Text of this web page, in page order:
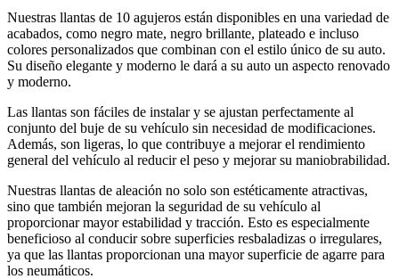
Nuestras llantas de 10 agujeros están disponibles en una variedad de
acabados, como negro mate, negro brillante, plateado e incluso
colores personalizados que combinan con el estilo único de su auto.
Su diseño elegante y moderno le dará a su auto un aspecto renovado
y moderno.
Las llantas son fáciles de instalar y se ajustan perfectamente al
conjunto del buje de su vehículo sin necesidad de modificaciones.
Además, son ligeras, lo que contribuye a mejorar el rendimiento
general del vehículo al reducir el peso y mejorar su maniobrabilidad.
Nuestras llantas de aleación no solo son estéticamente atractivas,
sino que también mejoran la seguridad de su vehículo al
proporcionar mayor estabilidad y tracción. Esto es especialmente
beneficioso al conducir sobre superficies resbaladizas o irregulares,
ya que las llantas proporcionan una mayor superficie de agarre para
los neumáticos.